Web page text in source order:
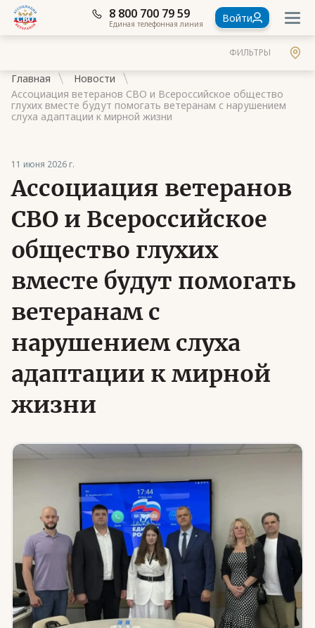
8 800 700 79 59
Единая телефонная линия Войти
ФИЛЬТРЫ
Главная
Новости
Ассоциация ветеранов СВО и Всероссийское общество
глухих вместе будут помогать ветеранам с нарушением
слуха адаптации к мирной жизни
11 июня 2026 г.
Ассоциация ветеранов
СВО и Всероссийское
общество глухих
вместе будут помогать
ветеранам с
нарушением слуха
адаптации к мирной
жизни
Контакты
Стать членом Ассоциации ветеранов СВО
Ассоциация в субъектах России
Частые вопросы